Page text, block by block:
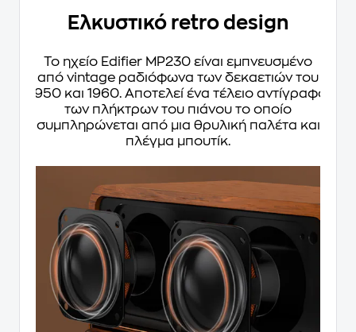
Ελκυστικό retro design
Το ηχείο Edifier MP230 είναι εμπνευσμένο
από vintage ραδιόφωνα των δεκαετιών του
1950 και 1960. Αποτελεί ένα τέλειο αντίγραφο
των πλήκτρων του πιάνου το οποίο
συμπληρώνεται από μια θρυλική παλέτα και
πλέγμα μπουτίκ.